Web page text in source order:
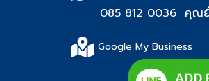
085 812 0036 คุณยิ้
Google My Business